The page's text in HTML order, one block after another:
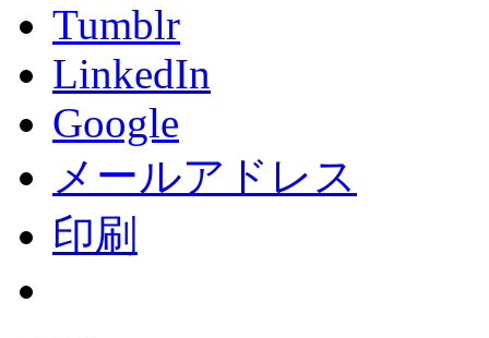
Tumblr
LinkedIn
Google
メールアドレス
印刷